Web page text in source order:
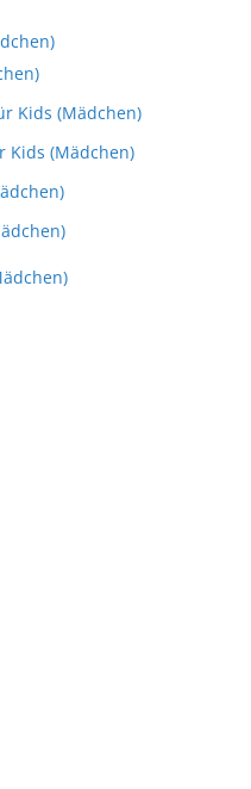
Kids (Mädchen)
Kids (Mädchen)